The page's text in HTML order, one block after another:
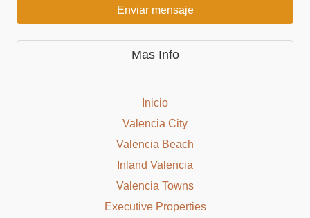
Enviar mensaje
Mas Info
Inicio
Valencia City
Valencia Beach
Inland Valencia
Valencia Towns
Executive Properties